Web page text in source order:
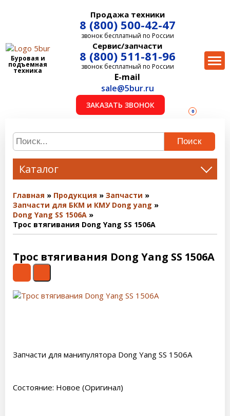
Буровая и
подъемная
техника
Продажа техники
8 (800) 500-42-47
звонок бесплатный по России
Сервис/запчасти
8 (800) 511-81-96
звонок бесплатный по России
E-mail
sale@5bur.ru
ЗАКАЗАТЬ ЗВОНОК
0
Поиск
Каталог
Главная Продукция
Запчасти
Запчасти для БКМ и КМУ Dong yang
Dong Yang SS 1506A
Трос втягивания Dong Yang SS 1506A
Трос втягивания Dong Yang SS 1506A
Запчасти для манипулятора Dong Yang SS 1506A
Состояние: Новое (Оригинал)